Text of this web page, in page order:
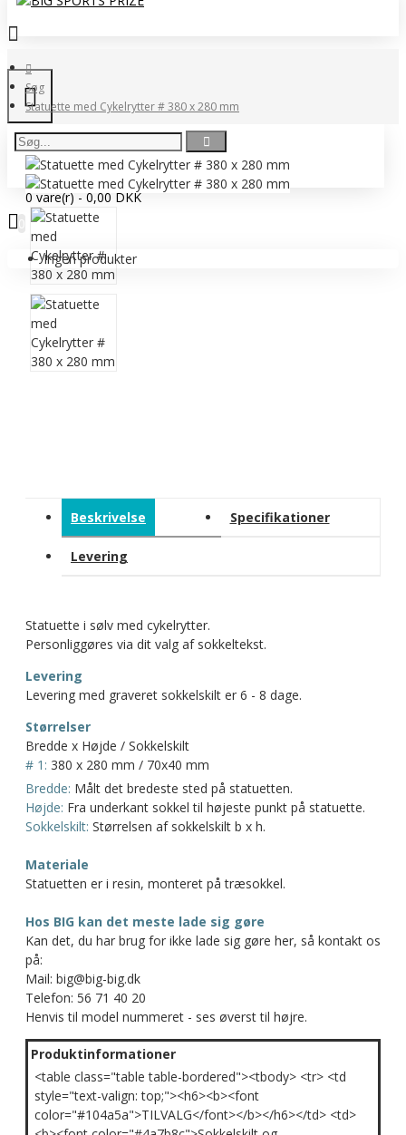
0 vare(r) - 0,00 DKK
Ingen produkter
Søg
Statuette med Cykelrytter # 380 x 280 mm
Beskrivelse Specifikationer
Levering
Statuette i sølv med cykelrytter.
Personliggøres via dit valg af sokkeltekst.
Levering
Levering med graveret sokkelskilt er 6 - 8 dage.
Størrelser
Bredde x Højde / Sokkelskilt
# 1: 380 x 280 mm / 70x40 mm
Bredde: Målt det bredeste sted på statuetten.
Højde: Fra underkant sokkel til højeste punkt på statuette.
Sokkelskilt: Størrelsen af sokkelskilt b x h.
Materiale
Statuetten er i resin, monteret på træsokkel.
Hos BIG kan det meste lade sig gøre
Kan det, du har brug for ikke lade sig gøre her, så kontakt os
på:
Mail: big@big-big.dk
Telefon: 56 71 40 20
Henvis til model nummeret - ses øverst til højre.
Produktinformationer
<table class="table table-bordered"><tbody> <tr> <td
style="text-valign: top;"><h6><b><font
color="#104a5a">TILVALG</font></b></h6></td> <td>